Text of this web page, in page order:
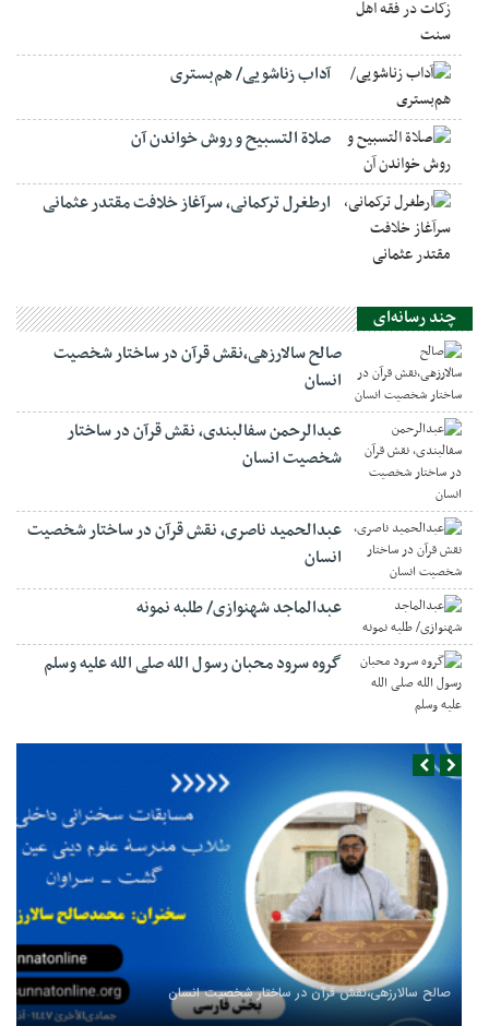
آداب زناشویی/ هم‌بستری
صلاة التسبيح و روش خواندن آن
ارطغرل ترکمانی، سرآغاز خلافت مقتدر عثمانی
چند رسانه‌ای
صالح سالارزهی،‌نقش قرآن در ساختار شخصیت
انسان
عبدالرحمن سفالبندی، نقش قرآن در ساختار
شخصیت انسان
عبدالحمید ناصری، نقش قرآن در ساختار شخصیت
انسان
عبدالماجد شهنوازی/ طلبه نمونه
گروه سرود محبان رسول الله صلی الله علیه وسلم
صالح سالارزهی،‌نقش قرآن در ساختار شخصیت انسان